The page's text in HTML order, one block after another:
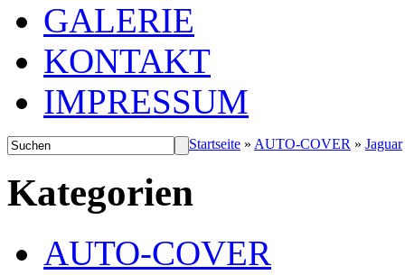
GALERIE
KONTAKT
IMPRESSUM
Startseite » AUTO-COVER » Jaguar
Kategorien
AUTO-COVER